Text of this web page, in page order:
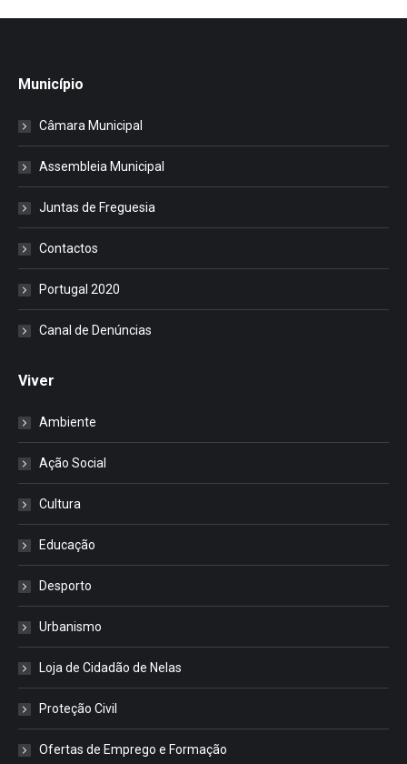
Município
Câmara Municipal
Assembleia Municipal
Juntas de Freguesia
Contactos
Portugal 2020
Canal de Denúncias
Viver
Ambiente
Ação Social
Cultura
Educação
Desporto
Urbanismo
Loja de Cidadão de Nelas
Proteção Civil
Ofertas de Emprego e Formação